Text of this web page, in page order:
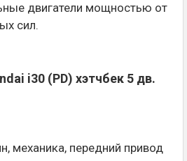
двигатели мощностью от
сил.
i30 (PD) хэтчбек 5 дв.
механика, передний привод